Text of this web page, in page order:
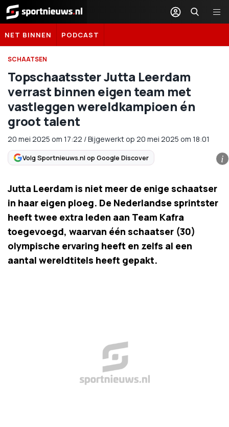
Sportnieuws.nl
NET BINNEN PODCAST
SCHAATSEN
Topschaatsster Jutta Leerdam
verrast binnen eigen team met
vastleggen wereldkampioen én
groot talent
20 mei 2025 om 17:22 /Bijgewerkt op 20 mei 2025 om 18:01
Volg Sportnieuws.nl op Google Discover i
Jutta Leerdam is niet meer de enige schaatser
in haar eigen ploeg. De Nederlandse sprintster
heeft twee extra leden aan Team Kafra
toegevoegd, waarvan één schaatser (30)
olympische ervaring heeft en zelfs al een
aantal wereldtitels heeft gepakt.